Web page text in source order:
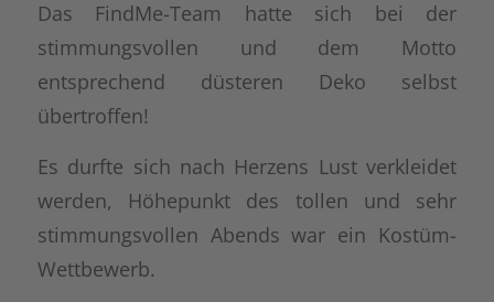
Das FindMe-Team hatte sich bei der
stimmungsvollen und dem Motto
entsprechend düsteren Deko selbst
übertroffen!
Es durfte sich nach Herzens Lust verkleidet
werden, Höhepunkt des tollen und sehr
stimmungsvollen Abends war ein Kostüm-
Wettbewerb.